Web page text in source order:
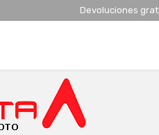
Devoluciones